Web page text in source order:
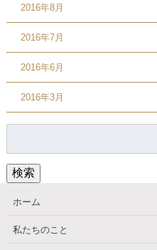
2016年8月
2016年7月
2016年6月
2016年3月
検索
ホーム
私たちのこと